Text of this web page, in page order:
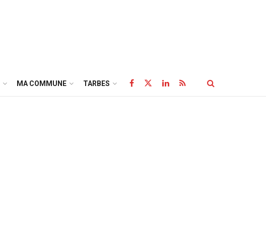
MA COMMUNE TARBES